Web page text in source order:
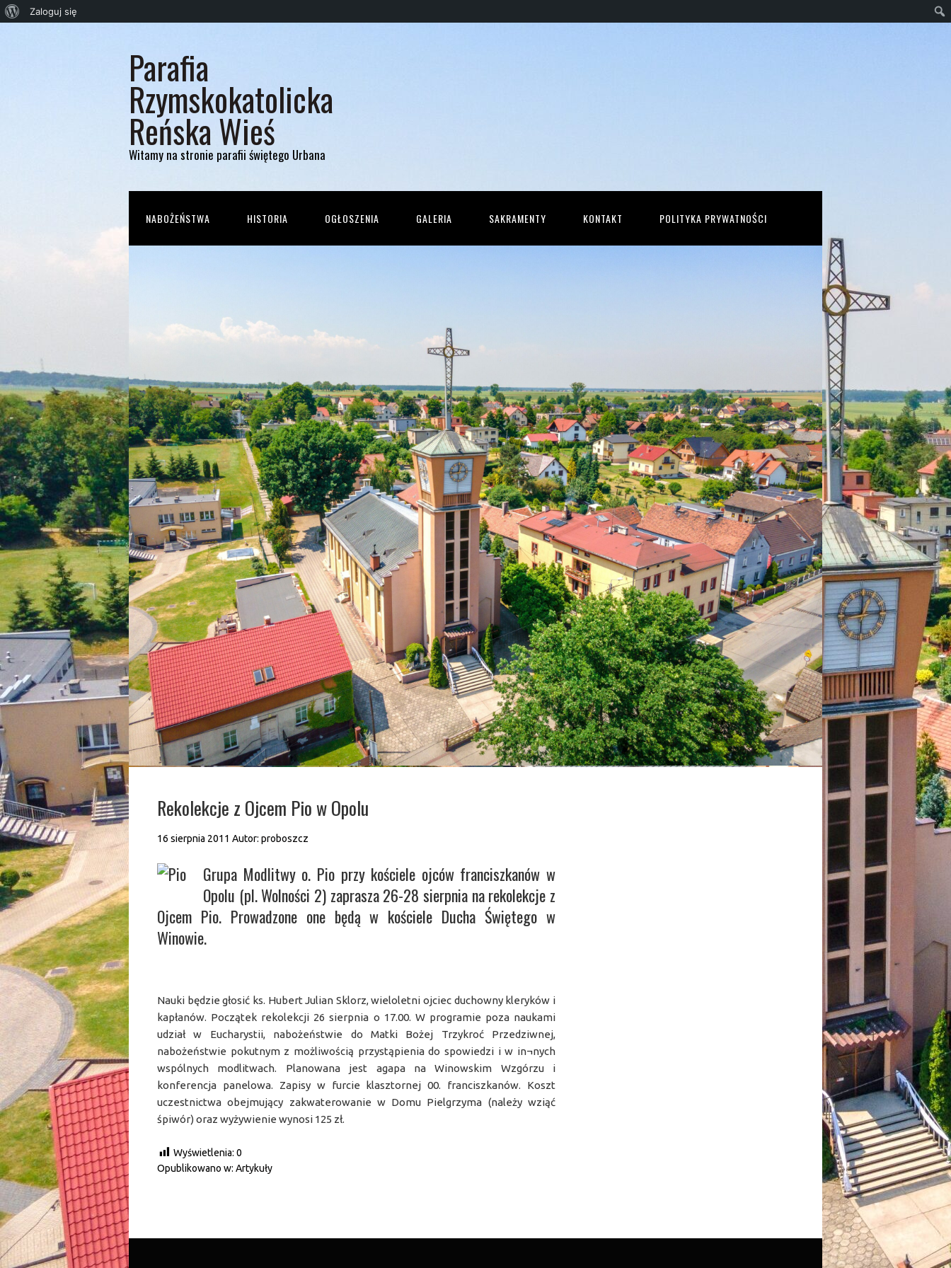
Parafia
Rzymskokatolicka
Reńska Wieś
Witamy na stronie parafii świętego Urbana
NABOŻEŃSTWA HISTORIA OGŁOSZENIA GALERIA SAKRAMENTY KONTAKT POLITYKA PRYWATNOŚCI
Rekolekcje z Ojcem Pio w Opolu
16 sierpnia 2011 Autor: proboszcz
Grupa Modlitwy o. Pio przy kościele ojców franciszkanów w
Opolu (pl. Wolności 2) zaprasza 26-28 sierpnia na rekolekcje z
Ojcem Pio. Prowadzone one będą w kościele Ducha Świętego w
Winowie.
Nauki będzie głosić ks. Hubert Julian Sklorz, wieloletni ojciec duchowny kleryków i
kapłanów. Początek rekolekcji 26 sierpnia o 17.00. W programie poza naukami
udział w Eucharystii, nabożeństwie do Matki Bożej Trzykroć Przedziwnej,
nabożeństwie pokutnym z możliwością przystąpienia do spowiedzi i w in¬nych
wspólnych modlitwach. Planowana jest agapa na Winowskim Wzgórzu i
konferencja panelowa. Zapisy w furcie klasztornej 00. franciszkanów. Koszt
uczestnictwa obejmujący zakwaterowanie w Domu Pielgrzyma (należy wziąć
śpiwór) oraz wyżywienie wynosi 125 zł.
Wyświetlenia: 0
Opublikowano w: Artykuły
Zaloguj się